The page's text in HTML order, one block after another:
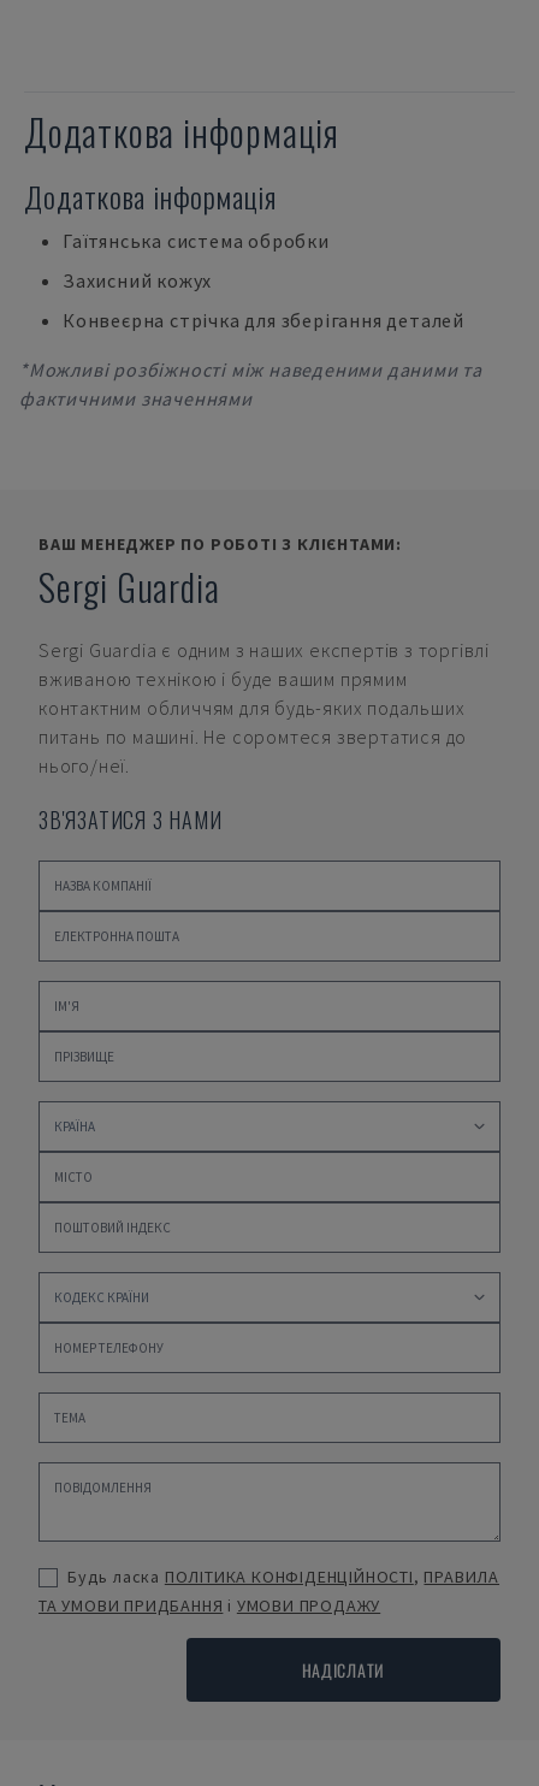
Додаткова інформація
Додаткова інформація
Гаїтянська система обробки
Захисний кожух
Конвеєрна стрічка для зберігання деталей
*Можливі розбіжності між наведеними даними та
фактичними значеннями
ВАШ МЕНЕДЖЕР ПО РОБОТІ З КЛІЄНТАМИ:
Sergi Guardia
Sergi Guardia є одним з наших експертів з торгівлі
вживаною технікою і буде вашим прямим
контактним обличчям для будь-яких подальших
питань по машині. Не соромтеся звертатися до
нього/неї.
ЗВ'ЯЗАТИСЯ З НАМИ
Будь ласка ПОЛІТИКА КОНФІДЕНЦІЙНОСТІ, ПРАВИЛА
ТА УМОВИ ПРИДБАННЯ і УМОВИ ПРОДАЖУ
НАДІСЛАТИ